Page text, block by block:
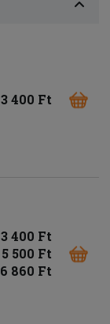
3 400 Ft
3 400 Ft
5 500 Ft
6 860 Ft